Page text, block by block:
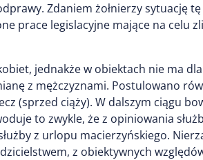
Zdaniem żołnierzy sytuację
prace legislacyjne mające na celu
jednakże w obiektach nie ma
z mężczyznami. Postulowano
(sprzed ciąży). W dalszym ciągu
to zwykle, że z opiniowania
z urlopu macierzyńskiego.
z obiektywnych